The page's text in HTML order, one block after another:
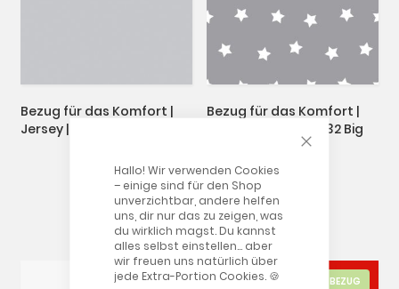
CLOSE
Hallo! Wir verwenden Cookies
– einige sind für den Shop
unverzichtbar, andere helfen
uns, dir nur das zu zeigen, was
du wirklich magst. Du kannst
alles selbst einstellen… aber
wir freuen uns natürlich über
jede Extra-Portion Cookies. 🍪
Bezug für das Komfort |
reine Baumwolle | 132 Big
Bezug für das Komfort |
Jersey | 42 Grau
BEZUG
BEZUG